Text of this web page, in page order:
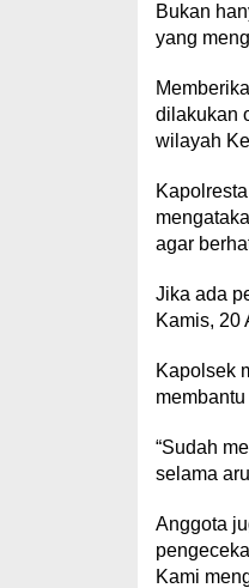
Bukan
yang
dilakukan
wilayah
agar
Jika ada
Kamis, 20
Kapolsek
“Sudah
selama
Anggota
Kami